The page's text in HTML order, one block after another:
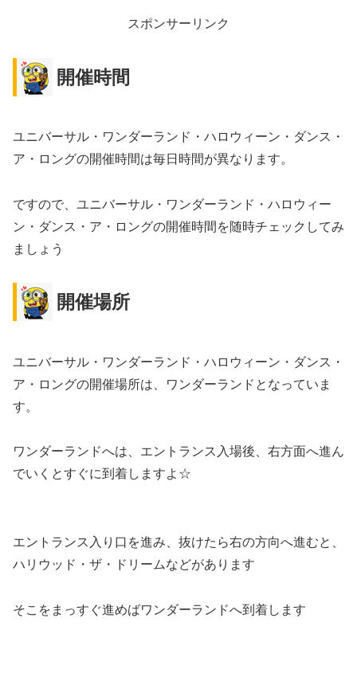
スポンサーリンク
開催時間
ユニバーサル・ワンダーランド・ハロウィーン・ダンス・
ア・ロングの開催時間は毎日時間が異なります。
ですので、ユニバーサル・ワンダーランド・ハロウィー
ン・ダンス・ア・ロングの開催時間を随時チェックしてみ
ましょう
開催場所
ユニバーサル・ワンダーランド・ハロウィーン・ダンス・
ア・ロングの開催場所は、ワンダーランドとなっていま
す。
ワンダーランドへは、エントランス入場後、右方面へ進ん
でいくとすぐに到着しますよ☆
エントランス入り口を進み、抜けたら右の方向へ進むと、
ハリウッド・ザ・ドリームなどがあります
そこをまっすぐ進めばワンダーランドへ到着します